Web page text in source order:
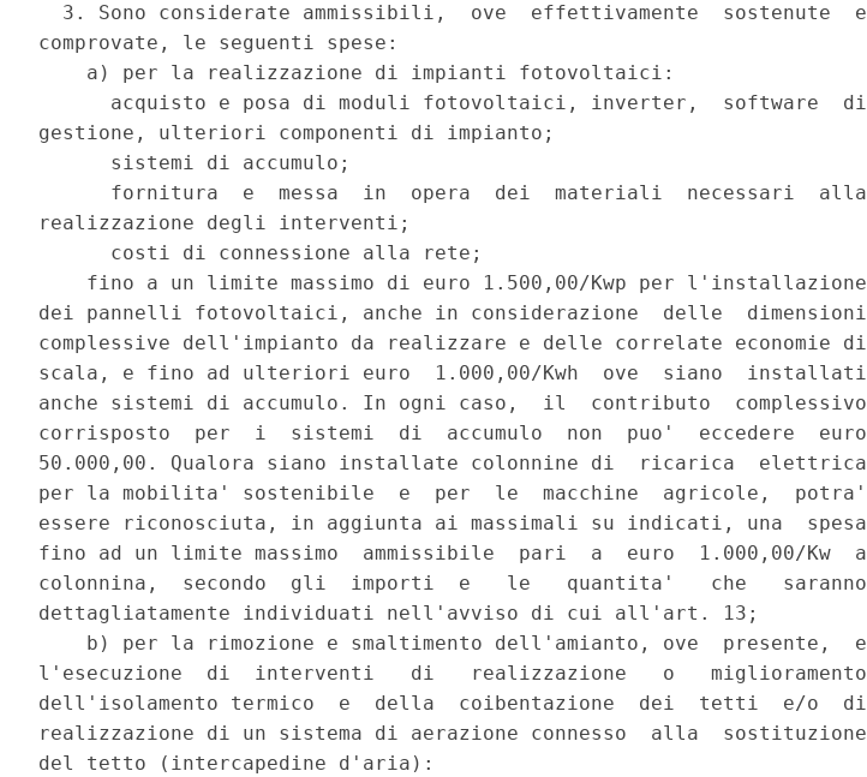
  3. Sono considerate ammissibili,  ove  effettivamente  sostenute  e
comprovate, le seguenti spese:
    a) per la realizzazione di impianti fotovoltaici:
      acquisto e posa di moduli fotovoltaici, inverter,  software  di
gestione, ulteriori componenti di impianto;
      sistemi di accumulo;
      fornitura  e  messa  in  opera  dei  materiali  necessari  alla
realizzazione degli interventi;
      costi di connessione alla rete;
    fino a un limite massimo di euro 1.500,00/Kwp per l'installazione
dei pannelli fotovoltaici, anche in considerazione  delle  dimensioni
complessive dell'impianto da realizzare e delle correlate economie di
scala, e fino ad ulteriori euro  1.000,00/Kwh  ove  siano  installati
anche sistemi di accumulo. In ogni caso,  il  contributo  complessivo
corrisposto  per  i  sistemi  di  accumulo  non  puo'  eccedere  euro
50.000,00. Qualora siano installate colonnine di  ricarica  elettrica
per la mobilita' sostenibile  e  per  le  macchine  agricole,  potra'
essere riconosciuta, in aggiunta ai massimali su indicati, una  spesa
fino ad un limite massimo  ammissibile  pari  a  euro  1.000,00/Kw  a
colonnina,  secondo  gli  importi  e   le   quantita'   che   saranno
dettagliatamente individuati nell'avviso di cui all'art. 13;
    b) per la rimozione e smaltimento dell'amianto, ove  presente,  e
l'esecuzione  di  interventi   di   realizzazione   o   miglioramento
dell'isolamento termico  e  della  coibentazione  dei  tetti  e/o  di
realizzazione di un sistema di aerazione connesso  alla  sostituzione
del tetto (intercapedine d'aria):